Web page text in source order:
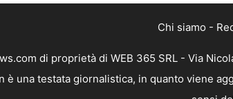
Chi siamo -
di proprietà di WEB 365 SRL - Via
è una testata giornalistica, in quanto viene